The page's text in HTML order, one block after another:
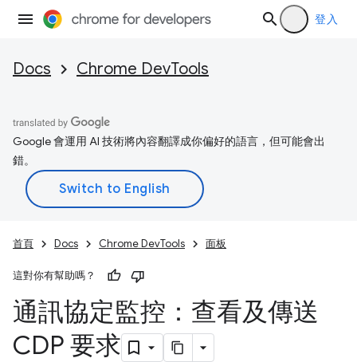
登入
Docs Chrome DevTools
Google 會運用 AI 技術將內容翻譯成你偏好的語言，但可能會出
錯。
首頁 Docs Chrome DevTools 面板
這對你有幫助嗎？
通訊協定監控：查看及傳送
CDP 要求